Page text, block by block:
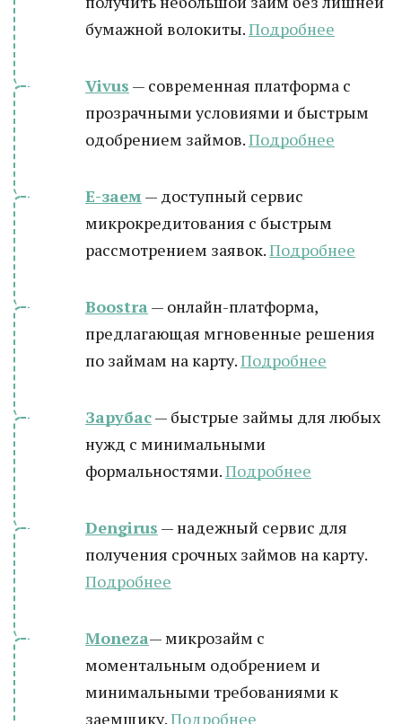
бумажной волокиты.Подробнее
Vivus — современная платформа с
прозрачными условиями и быстрым
одобрением займов.Подробнее
Е-заем — доступный сервис
микрокредитования с быстрым
рассмотрением заявок.Подробнее
Boostra — онлайн-платформа,
предлагающая мгновенные решения
по займам на карту.Подробнее
Зарубас— быстрые займы для любых
нужд с минимальными
формальностями.Подробнее
Dengirus — надежный сервис для
получения срочных займов на карту.
Подробнее
Moneza— микрозайм с
моментальным одобрением и
минимальными требованиями к
заемщику.Подробнее